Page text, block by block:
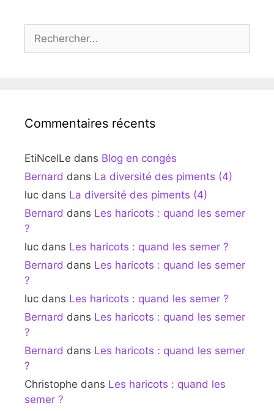
Rechercher :
Commentaires récents
EtiNcelLe dans Blog en congés
Bernard dans La diversité des piments (4)
luc dans La diversité des piments (4)
Bernard dans Les haricots : quand les semer
?
luc dans Les haricots : quand les semer ?
Bernard dans Les haricots : quand les semer
?
luc dans Les haricots : quand les semer ?
Bernard dans Les haricots : quand les semer
?
Bernard dans Les haricots : quand les semer
?
Christophe dans Les haricots : quand les
semer ?